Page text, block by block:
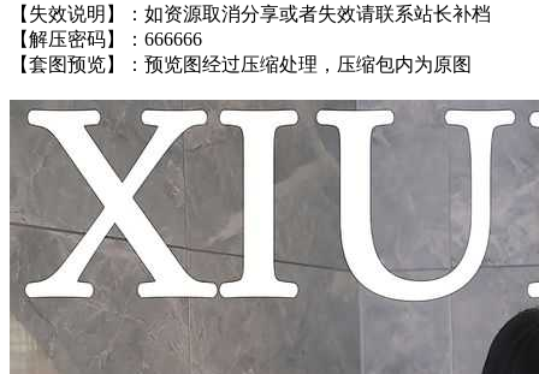
【失效说明】：如资源取消分享或者失效请联系站长补档
【解压密码】：666666
【套图预览】：预览图经过压缩处理，压缩包内为原图